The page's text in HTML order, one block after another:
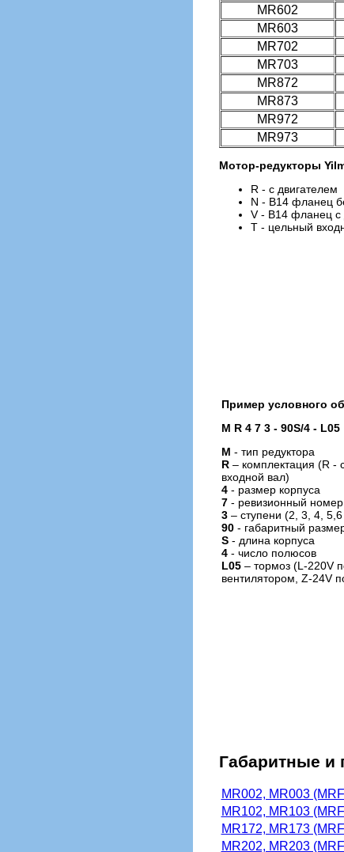
MR602
MR603
MR702
MR703
MR872
MR873
MR972
MR973
Мотор-редукторы
R - с двигателем
N - B14 фланец
V - B14 фланец с
T - цельный
Пример условного
M R 4 7 3 - 90S/4 - L05
M - тип редуктора
R– комплектация (R -
входной вал)
4- размер корпуса
7 - ревизионный номер
3– ступени (2, 3, 4, 5,6
90 - габаритный
S- длина корпуса
4 - число полюсов
L05 – тормоз (L-220V
вентилятором, Z-24V
Габаритные и
MR002, MR003
MR102, MR103
MR172, MR173
MR202, MR203